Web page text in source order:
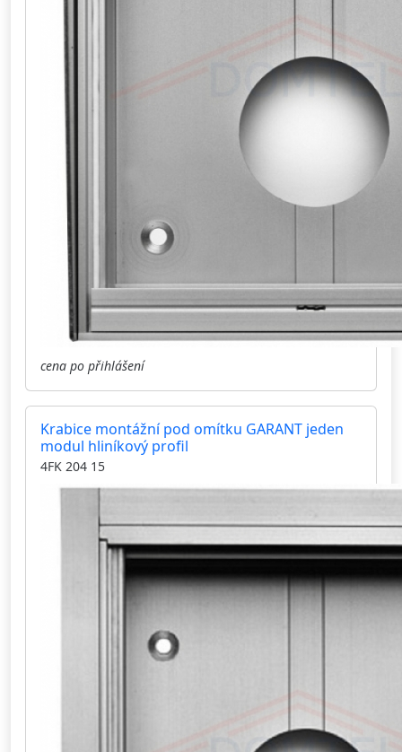
cena po přihlášení
Krabice montážní pod omítku GARANT jeden
modul hliníkový profil
4FK 204 15